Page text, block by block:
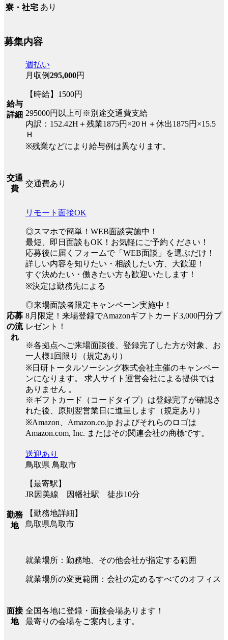
寮・社宅 あり
募集内容
給与
詳細
週払い
月収例295,000円
【時給】1500円
295000円以上可※別途交通費支給
内訳：152.42H＋残業1875円×20Ｈ＋休出1875円×15.5
Ｈ
※残業などにより給与例は異なります。
交通
費
交通費あり
応募
の流
れ
リモート面接OK
◎スマホで簡単！WEB面談実施中！
最短、即日面談もOK！お気軽にご予約ください！
応募後に届くフォームで「WEB面談」を選ぶだけ！
詳しい内容を知りたい・相談したい方、大歓迎！
すぐ決めたい・働きたい方も歓迎いたします！
※決定は勤務先による
◎来場面談者限定キャンペーン実施中！
8月限定！来場登録でAmazonギフトカード3,000円分プ
レゼント！
※各拠点へご来場面談後、登録完了した方が対象、お
一人様1回限り（規定あり）
※日研トータルソーシング株式会社主催のキャンペー
ンになります。 求人サイト運営会社による提供では
ありません 。
※ギフトカード（コードタイプ）は登録完了が確認さ
れた後、原則翌営業日に進呈します（規定あり）
※Amazon、Amazon.co.jp およびそれらのロゴは
Amazon.com, Inc. またはその関連会社の商標です。
勤務
地
送迎あり
鳥取県 鳥取市
【最寄駅】
JR因美線 因幡社駅 徒歩10分
【勤務地詳細】
鳥取県鳥取市
就業場所：勤務地、その他会社が指定する範囲
就業場所の変更範囲：会社の定めるすべてのオフィス
面接
地
全国各地に登録・面接会場あります！
最寄りの会場をご案内します。